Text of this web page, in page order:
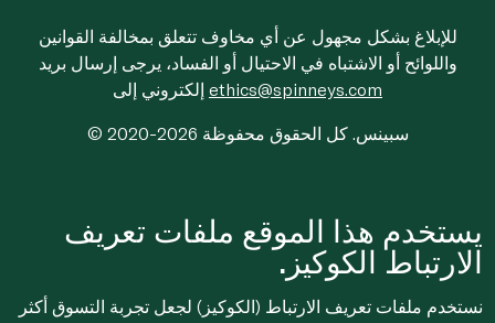
للإبلاغ بشكل مجهول عن أي مخاوف تتعلق بمخالفة القوانين
واللوائح أو الاشتباه في الاحتيال أو الفساد، يرجى إرسال بريد
ethics@spinneys.com
© 2020-2026 سبينس. كل الحقوق محفوظة
يستخدم هذا الموقع ملفات تعريف
الارتباط الكوكيز.
نستخدم ملفات تعريف الارتباط (الكوكيز) لجعل تجربة التسوق أكثر